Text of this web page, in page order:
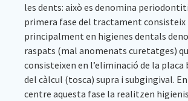
les dents: això es denomina
primera fase del tractament consisteix
principalment en higienes dentals
raspats (mal anomenats curetatges)
consisteixen en l’eliminació de la placa
del càlcul (tosca) supra i subgingival.
centre aquesta fase la realitzen